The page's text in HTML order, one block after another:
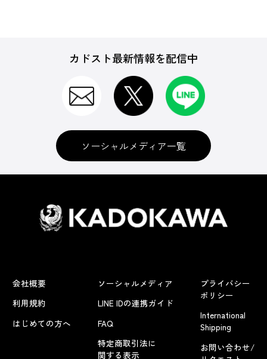
カドスト最新情報を配信中
ソーシャルメディア一覧
会社概要
利用規約
はじめての方へ
ソーシャルメディア
LINE IDの連携ガイド
FAQ
特定商取引法に
関する表示
プライバシー
ポリシー
International
Shipping
お問い合わせ/